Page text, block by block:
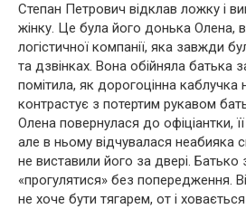
Степан Петрович відклав ложку і
жінку. Це була його донька Олена,
логістичної компанії, яка завжди
та дзвінках. Вона обійняла батька
помітила, як дорогоцінна каблучка
контрастує з потертим рукавом
Олена повернулася до офіціантки,
але в ньому відчувалася
не виставили його за двері. Батько
«прогулятися» без попередження.
не хоче бути тягарем, от і